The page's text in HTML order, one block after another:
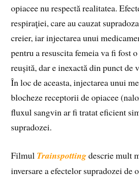
opiacee nu respectă realitatea.
respiraţiei, care au cauzat
creier, iar injectarea unui
pentru a resuscita femeia va fi fost
reușită, dar e inexactă din punct de
În loc de aceasta, injectarea unui
blocheze receptorii de opiacee
fluxul sangvin ar fi tratat eficient
supradozei.
Filmul Trainspottingdescrie mult
inversare a efectelor supradozei de